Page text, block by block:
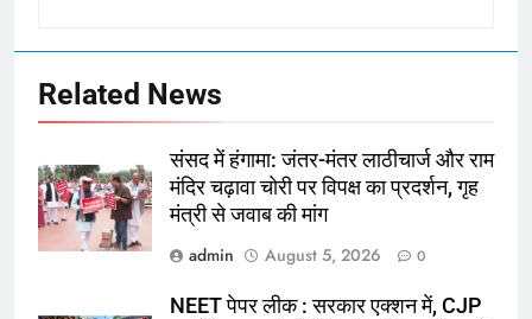
Related News
संसद में हंगामा: जंतर-मंतर लाठीचार्ज और राम
मंदिर चढ़ावा चोरी पर विपक्ष का प्रदर्शन, गृह
मंत्री से जवाब की मांग
admin
August 5, 2026 0
NEET पेपर लीक : सरकार एक्शन में, CJP